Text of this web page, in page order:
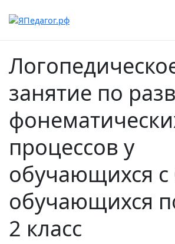
занятие по
процессов у
обучающихся
обучающихся
2 класс